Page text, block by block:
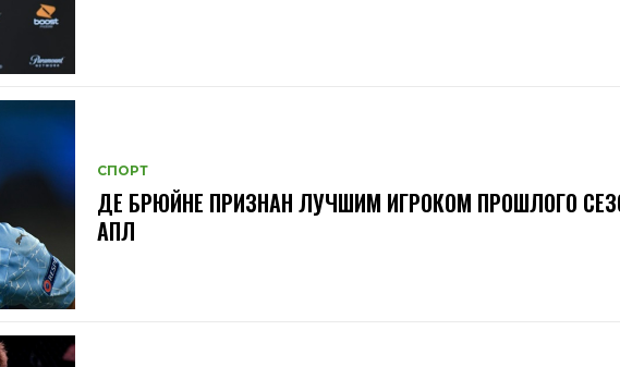
СПОРТ
ДЕ БРЮЙНЕ ПРИЗНАН ЛУЧШИМ ИГРОКОМ ПРОШЛОГО
АПЛ